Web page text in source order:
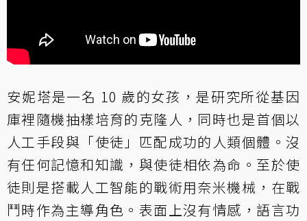
安妮塔是一名 10 歲的女孩，是研究所從基因
庫裡隨機抽樣培育的克隆人，同時也是首個以
人工手段與「使徒」匹配成功的人類個體。沒
有任何記憶和知識，與使徒相依為命。至於使
徒則是搭載人工智能的戰術用奈米機械，在戰
鬥時作為主導角色。表面上沒有情感，語言功